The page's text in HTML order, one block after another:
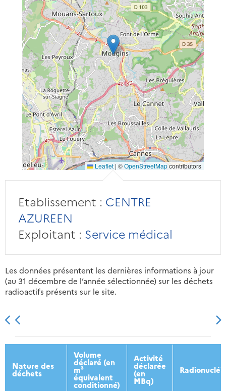
Leaflet | ©OpenStreetMapcontributors
Etablissement : CENTRE
AZUREEN
Exploitant : Service médical
Les données présentent les dernières informations à jour
(au 31 décembre de l’année sélectionnée) sur les déchets
radioactifs présents sur le site.
2013 2014 2015 2016
Nature des
déchets
Volume
déclaré (en
m³
équivalent
conditionné)
Activité
déclarée
(en
MBq)